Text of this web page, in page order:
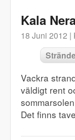
Kala
18 Juni 2012 |
Vackra
väldigt rent
Det finns